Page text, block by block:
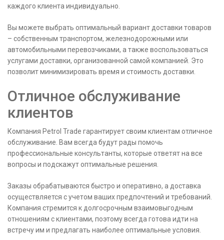
каждого клиента индивидуально.
Вы можете выбрать оптимальный вариант доставки товаров
– собственным транспортом, железнодорожными или
автомобильными перевозчиками, а также воспользоваться
услугами доставки, организованной самой компанией. Это
позволит минимизировать время и стоимость доставки.
Отличное обслуживание
клиентов
Компания Petrol Trade гарантирует своим клиентам отличное
обслуживание. Вам всегда будут рады помочь
профессиональные консультанты, которые ответят на все
вопросы и подскажут оптимальные решения.
Заказы обрабатываются быстро и оперативно, а доставка
осуществляется с учетом ваших предпочтений и требований.
Компания стремится к долгосрочным взаимовыгодным
отношениям с клиентами, поэтому всегда готова идти на
встречу им и предлагать наиболее оптимальные условия.